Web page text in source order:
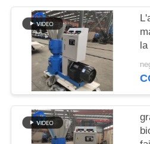
DEMANDE
SOUMISSION
PLAN
DU